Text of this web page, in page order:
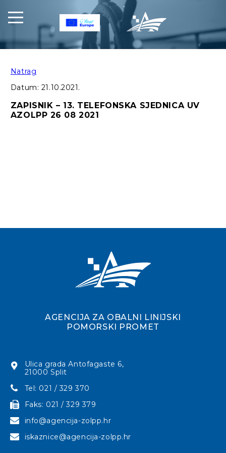
Natrag
Datum: 21.10.2021.
ZAPISNIK – 13. TELEFONSKA SJEDNICA UV
AZOLPP 26 08 2021
AGENCIJA ZA OBALNI LINIJSKI
POMORSKI PROMET
Ulica grada Antofagaste 6,
21000 Split
Tel: 021 / 329 370
Faks: 021 / 329 379
info@agencija-zolpp.hr
iskaznice@agencija-zolpp.hr